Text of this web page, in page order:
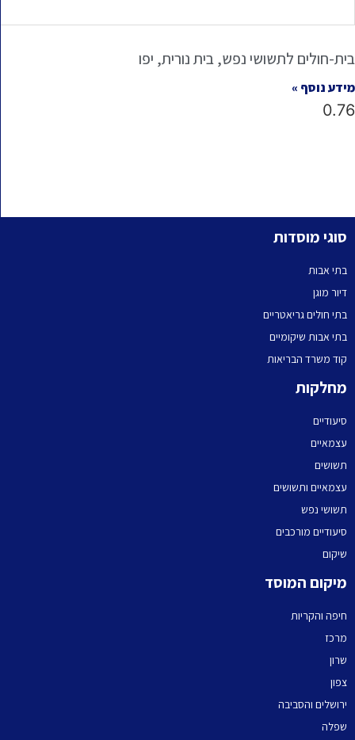
בית-חולים לתשושי נפש, בית נורית, יפו
מידע נוסף »
סוגי מוסדות
בתי אבות
דיור מוגן
בתי חולים גריאטריים
בתי אבות שיקומיים
קוד משרד הבריאות
מחלקות
סיעודיים
עצמאיים
תשושים
עצמאיים ותשושים
תשושי נפש
סיעודיים מורכבים
שיקום
מיקום המוסד
חיפה והקריות
מרכז
שרון
צפון
ירושלים והסביבה
שפלה